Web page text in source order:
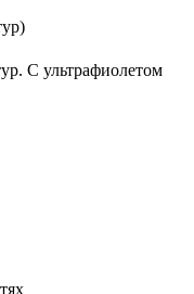
С ультрафиолетом